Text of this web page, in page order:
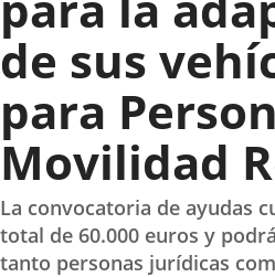
de sus
para
Movilidad
La convocatoria de ayudas
total de 60.000 euros y
tanto personas jurídicas